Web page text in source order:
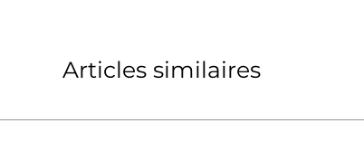
Articles similaires